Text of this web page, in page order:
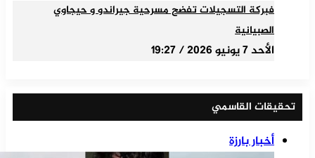
فبركة التسجيلات تفضح مسرحية جيراندو و حيجاوي
الصبيانية
الأحد 7 يونيو 2026 / 19:27
تحقيقات القاسمي
أخبار بارزة